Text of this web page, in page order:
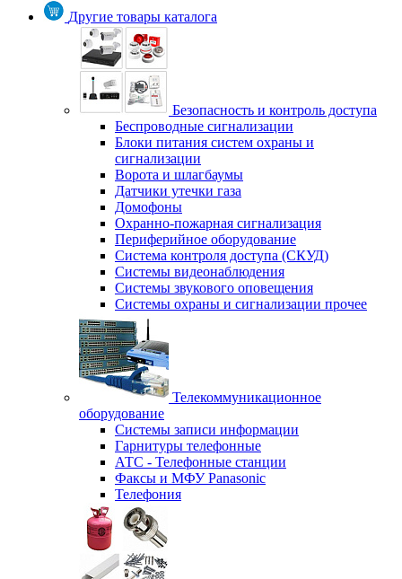
Другие товары каталога
Безопасность и контроль доступа
Беспроводные сигнализации
Блоки питания систем охраны и
сигнализации
Ворота и шлагбаумы
Датчики утечки газа
Домофоны
Охранно-пожарная сигнализация
Периферийное оборудование
Система контроля доступа (СКУД)
Системы видеонаблюдения
Системы звукового оповещения
Системы охраны и сигнализации прочее
Телекоммуникационное
оборудование
Системы записи информации
Гарнитуры телефонные
АТС - Телефонные станции
Факсы и МФУ Panasonic
Телефония